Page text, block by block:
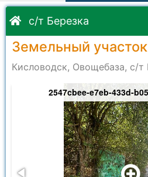
с/т Березка
Земельный
Кисловодск, Овощебаза, с/т
2547cbee-e7eb-433d-